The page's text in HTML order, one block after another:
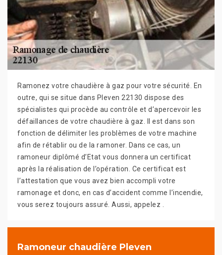
Ramonez votre chaudière à gaz pour votre sécurité. En
outre, qui se situe dans Pleven 22130 dispose des
spécialistes qui procède au contrôle et d’apercevoir les
défaillances de votre chaudière à gaz. Il est dans son
fonction de délimiter les problèmes de votre machine
afin de rétablir ou de la ramoner. Dans ce cas, un
ramoneur diplômé d’Etat vous donnera un certificat
après la réalisation de l’opération. Ce certificat est
l’attestation que vous avez bien accompli votre
ramonage et donc, en cas d’accident comme l’incendie,
vous serez toujours assuré. Aussi, appelez .
Ramoneur chaudière Pleven